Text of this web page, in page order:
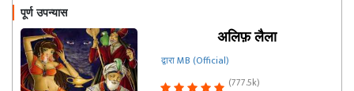
पूर्ण उपन्यास
अलिफ़ लैला
द्वारा MB (Official)
(777.5k)